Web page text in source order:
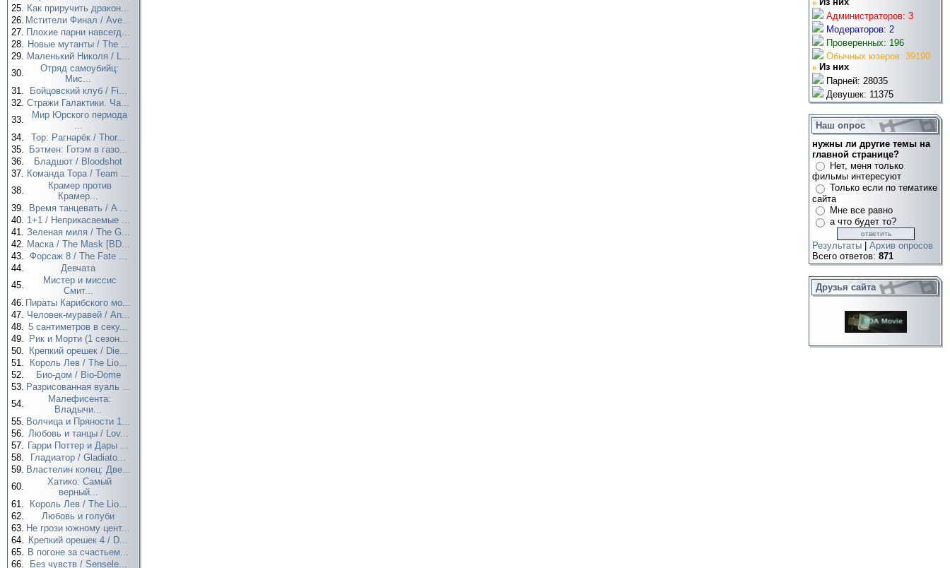
25. Как приручить дракон...
26. Мстители Финал / Ave...
27. Плохие парни навсегд...
28. Новые мутанты / The ...
29. Маленький Николя / L...
30.
Отряд самоубийц:
Мис...
31.
Бойцовский клуб / Fi...
32. Стражи Галактики. Ча...
33.
Мир Юрского периода
...
34.
Тор: Рагнарёк / Thor...
35.
Бэтмен: Готэм в газо...
36.
Бладшот / Bloodshot
37. Команда Тора / Team ...
38.
Крамер против
Крамер...
39.
Время танцевать / A ...
40. 1+1 / Неприкасаемые ...
41. Зеленая миля / The G...
42. Маска / The Mask [BD...
43. Форсаж 8 / The Fate ...
44.
Девчата
45.
Мистер и миссис
Смит...
46. Пираты Карибского мо...
47. Человек-муравей / An...
48. 5 сантиметров в секу...
49.
Рик и Морти (1 сезон...
50.
Крепкий орешек / Die...
51.
Король Лев / The Lio...
52.
Био-дом / Bio-Dome
53. Разрисованная вуаль ...
54.
Малефисента:
Владычи...
55. Волчица и Пряности 1...
56. Любовь и танцы / Lov...
57. Гарри Поттер и Дары ...
58.
Гладиатор / Gladiato...
59. Властелин колец: Две...
60.
Хатико: Самый
верный...
61.
Король Лев / The Lio...
62.
Любовь и голуби
63. Не грози южному цент...
64. Крепкий орешек 4 / D...
65. В погоне за счастьем...
66.
Без чувств / Sensele...
Администраторов: 3
Модераторов: 2
Проверенных: 196
Обычных юзеров: 39190
» Из них
Парней: 28035
Девушек: 11375
Наш опрос
нужны ли другие темы на
главной странице?
Нет, меня только
фильмы интересуют
Только если по тематике
сайта
Мне все равно
а что будет то?
Результаты
Архив опросов
Всего ответов: 871
Друзья сайта